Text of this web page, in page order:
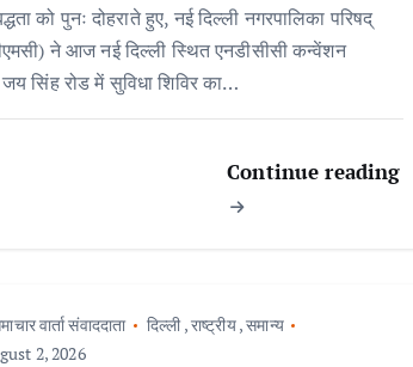
को पुनः दोहराते हुए, नई दिल्ली नगरपालिका परिषद्
ने आज नई दिल्ली स्थित एनडीसीसी कन्वेंशन
सिंह रोड में सुविधा शिविर का…
Continue reading
वार्ता संवाददाता दिल्ली,राष्ट्रीय,समान्य
2, 2026